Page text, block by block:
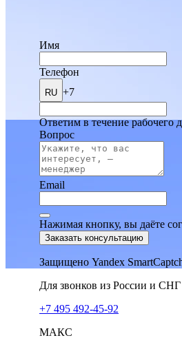
Имя
Телефон
RU +7
Ответим в течение рабочего
Вопрос
Email
Нажимая кнопку, вы даёте
Заказать консультацию
Защищено Yandex
Для звонков из России и СНГ
+7 495 492-45-92
МАКС